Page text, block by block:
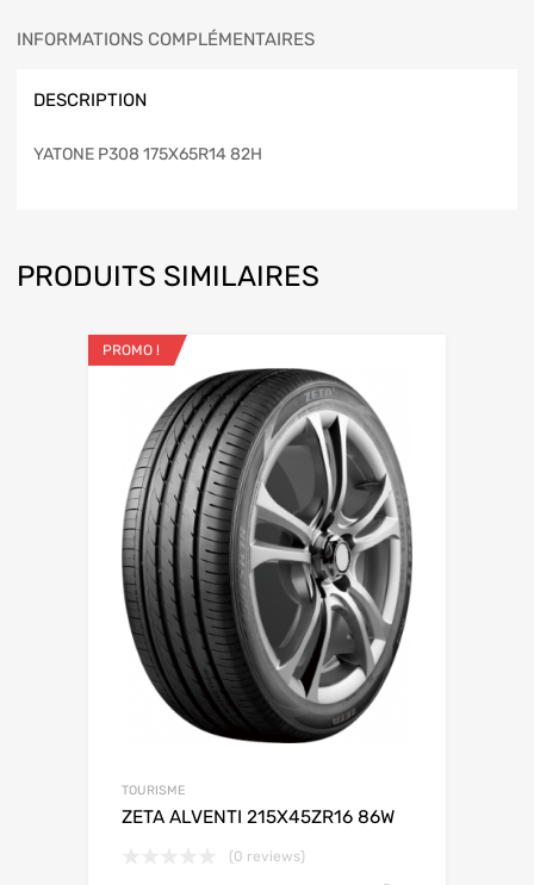
INFORMATIONS COMPLÉMENTAIRES
DESCRIPTION
YATONE P308 175X65R14 82H
PRODUITS SIMILAIRES
PROMO !
TOURISME
ZETA ALVENTI 215X45ZR16 86W
(0 reviews)